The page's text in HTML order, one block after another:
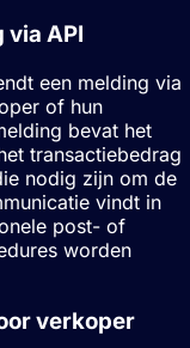
API
een melding via
of hun
bevat het
transactiebedrag
nodig zijn om de
vindt in
post- of
worden
verkoper